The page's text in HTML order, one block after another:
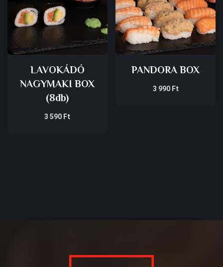
LAVOKÁDÓ
NAGYMAKI BOX
(8db)
3 590Ft
PANDORA BOX
3 990Ft